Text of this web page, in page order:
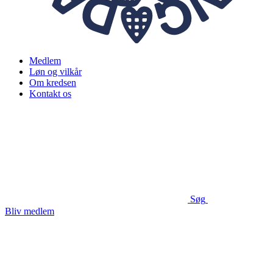
Medlem
Løn og vilkår
Om kredsen
Kontakt os
Søg
Bliv medlem